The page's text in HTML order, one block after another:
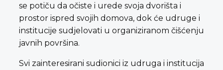
se potiču da očiste i urede svoja dvorišta i
prostor ispred svojih domova, dok će udruge i
institucije sudjelovati u organiziranom čišćenju
javnih površina.
Svi zainteresirani sudionici iz udruga i institucija